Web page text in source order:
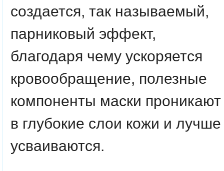
создается, так называемый,
парниковый эффект,
благодаря чему ускоряется
кровообращение, полезные
компоненты маски проникают
в глубокие слои кожи и лучше
усваиваются.